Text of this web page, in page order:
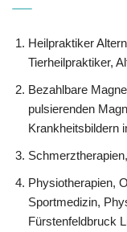
Heilpraktiker
‎Tierheilpraktiker,
Bezahlbare
pulsierenden
Krankheitsbildern
Physiotherapien,
Sportmedizin,
Fürstenfeldbruck